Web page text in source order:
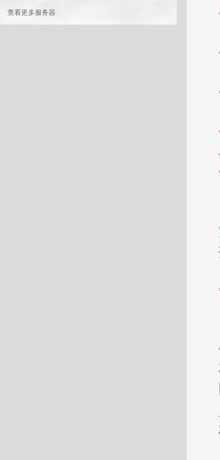
查看更多服务器